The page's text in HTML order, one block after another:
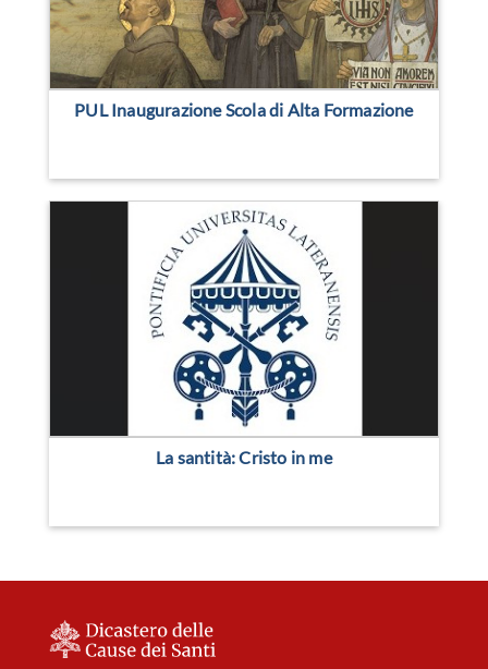
PUL Inaugurazione Scola di Alta Formazione
La santità: Cristo in me